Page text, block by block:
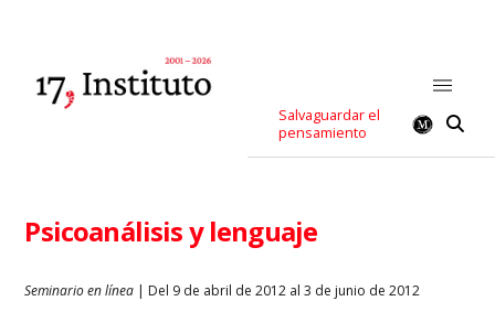
Salvaguardar el
pensamiento
Psicoanálisis y lenguaje
Seminario en línea | Del 9 de abril de 2012 al 3 de junio de 2012